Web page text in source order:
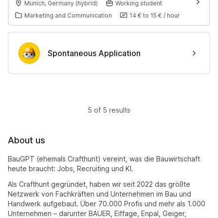
Munich, Germany (hybrid)
Working student
Marketing and Communication
14 € to 15 € / hour
Spontaneous Application
5 of 5 results
About us
BauGPT (ehemals Crafthunt) vereint, was die Bauwirtschaft
heute braucht: Jobs, Recruiting und KI.
Als Crafthunt gegründet, haben wir seit 2022 das größte
Netzwerk von Fachkräften und Unternehmen im Bau und
Handwerk aufgebaut. Über 70.000 Profis und mehr als 1.000
Unternehmen – darunter BAUER, Eiffage, Enpal, Geiger,